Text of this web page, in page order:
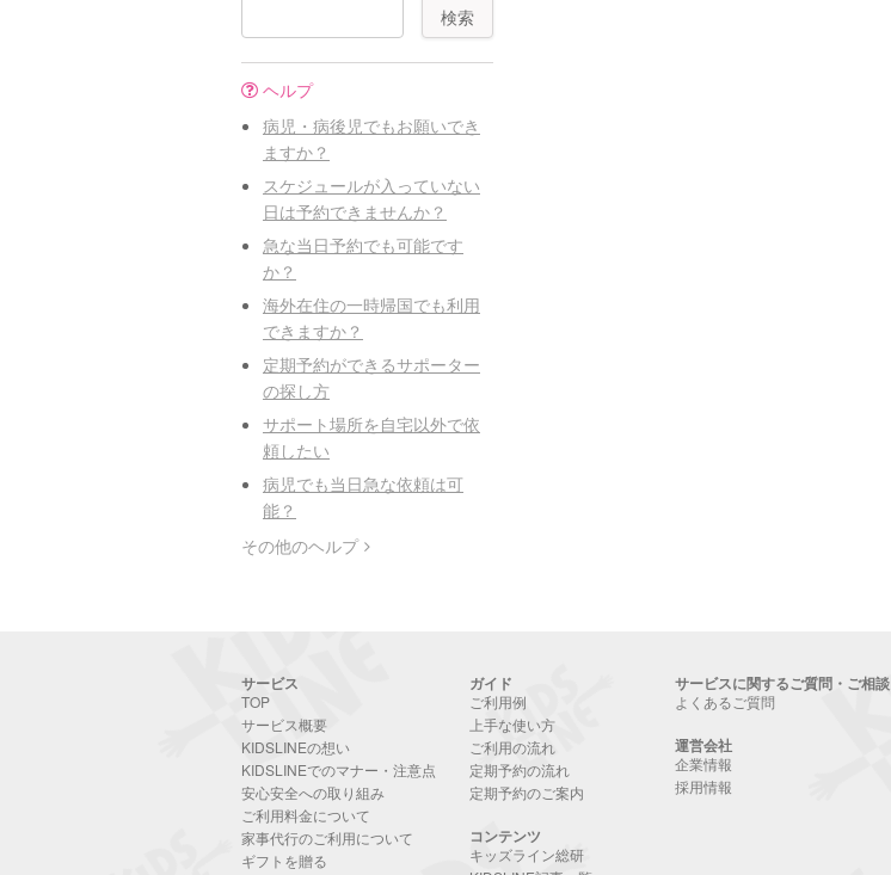
ヘルプ
病児・病後児でもお願いでき
ますか？
スケジュールが入っていない
日は予約できませんか？
急な当日予約でも可能です
か？
海外在住の一時帰国でも利用
できますか？
定期予約ができるサポーター
の探し方
サポート場所を自宅以外で依
頼したい
病児でも当日急な依頼は可
能？
その他のヘルプ
サービス
TOP
サービス概要
KIDSLINEの想い
KIDSLINEでのマナー・注意点
安心安全への取り組み
ご利用料金について
家事代行のご利用について
ギフトを贈る
ガイド
ご利用例
上手な使い方
ご利用の流れ
定期予約の流れ
定期予約のご案内
コンテンツ
キッズライン総研
サービスに関するご質問・ご相談
よくあるご質問
運営会社
企業情報
採用情報